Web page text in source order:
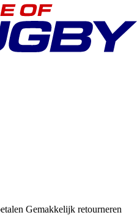
Gemakkelijk retourneren